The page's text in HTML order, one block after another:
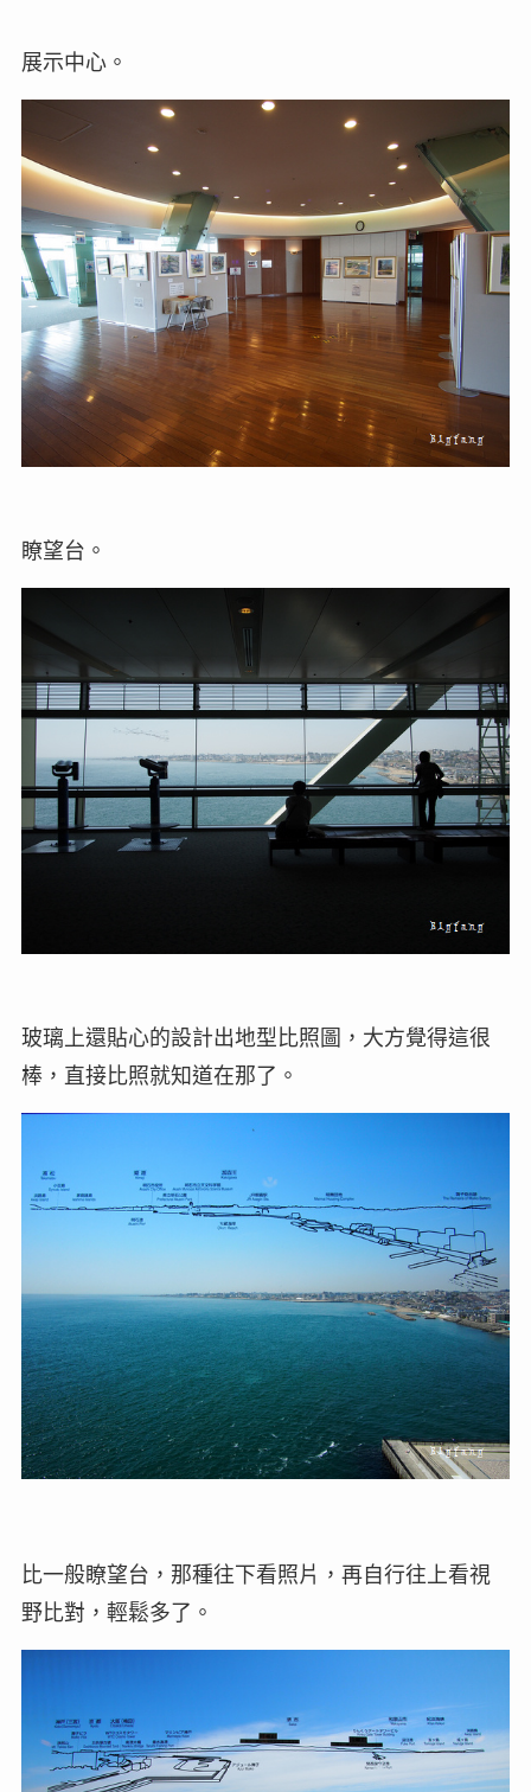
展示中心。
瞭望台。
玻璃上還貼心的設計出地型比照圖，大方覺得這很
棒，直接比照就知道在那了。
比一般瞭望台，那種往下看照片，再自行往上看視
野比對，輕鬆多了。